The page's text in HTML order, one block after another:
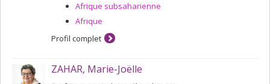
Afrique subsaharienne
Afrique
Profil complet
ZAHAR, Marie-Joëlle